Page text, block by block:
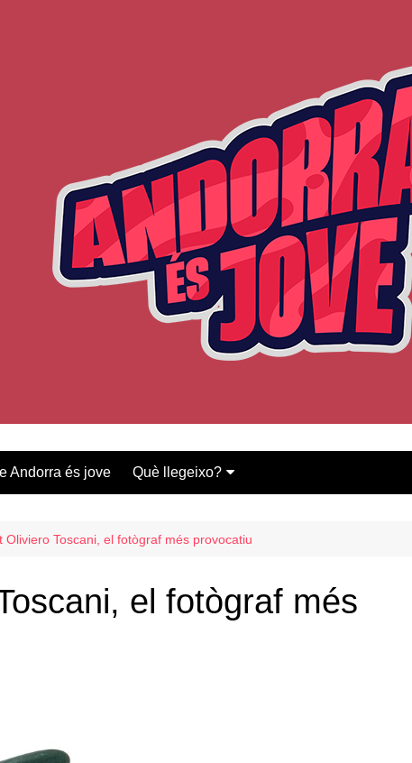
Andorra és jove Què llegeixo?
Bases del concurs
Oliviero Toscani, el fotògraf més provocatiu
el fotògraf més